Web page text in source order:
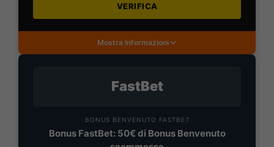
VERIFICA
Mostra Informazioni
FastBet
BONUS BENVENUTO FASTBET
Bonus FastBet: 50€ di Bonus Benvenuto